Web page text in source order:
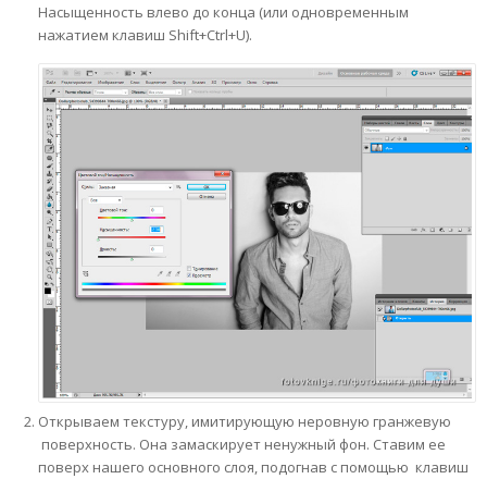
Насыщенность влево до конца (или одновременным
нажатием клавиш Shift+Ctrl+U).
Открываем текстуру, имитирующую неровную гранжевую
поверхность. Она замаскирует ненужный фон. Ставим ее
поверх нашего основного слоя, подогнав с помощью клавиш